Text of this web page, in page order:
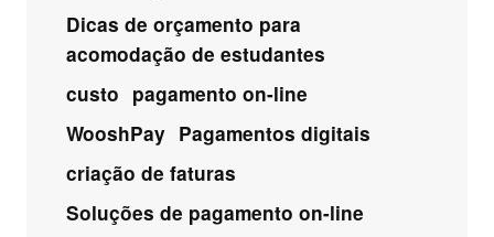
Dicas de orçamento para
acomodação de estudantes
custo pagamento on-line
WooshPay Pagamentos digitais
criação de faturas
Soluções de pagamento on-line